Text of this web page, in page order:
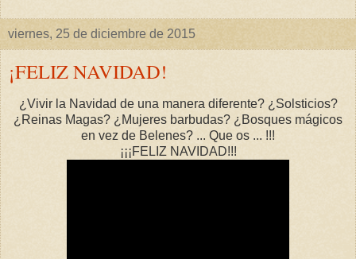
viernes, 25 de diciembre de 2015
¡FELIZ NAVIDAD!
¿Vivir la Navidad de una manera diferente? ¿Solsticios?
¿Reinas Magas? ¿Mujeres barbudas? ¿Bosques mágicos
en vez de Belenes? ... Que os ... !!!
¡¡¡FELIZ NAVIDAD!!!